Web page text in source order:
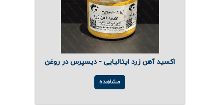
اکسید آهن زرد ایتالیایی - دیسپرس در روغن
مشاهده